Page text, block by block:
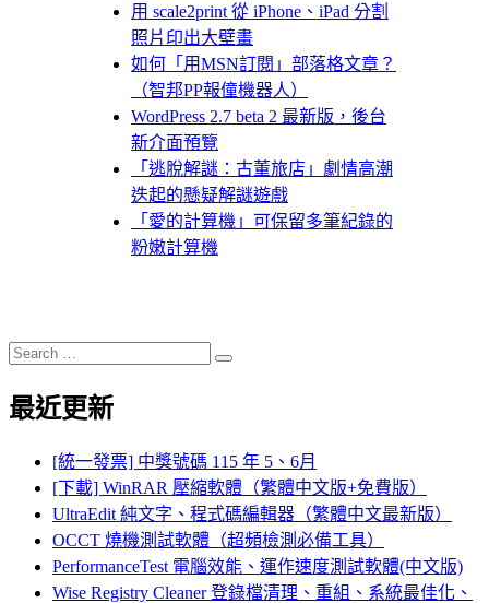
用 scale2print 從 iPhone、iPad 分割
照片印出大壁畫
如何「用MSN訂閱」部落格文章？
（智邦PP報僮機器人）
WordPress 2.7 beta 2 最新版，後台
新介面預覽
「逃脫解謎：古董旅店」劇情高潮
迭起的懸疑解謎遊戲
「愛的計算機」可保留多筆紀錄的
粉嫩計算機
Search
for:
Search
最近更新
[統一發票] 中獎號碼 115 年 5、6月
[下載] WinRAR 壓縮軟體（繁體中文版+免費版）
UltraEdit 純文字、程式碼編輯器（繁體中文最新版）
OCCT 燒機測試軟體（超頻檢測必備工具）
PerformanceTest 電腦效能、運作速度測試軟體(中文版)
Wise Registry Cleaner 登錄檔清理、重組、系統最佳化、